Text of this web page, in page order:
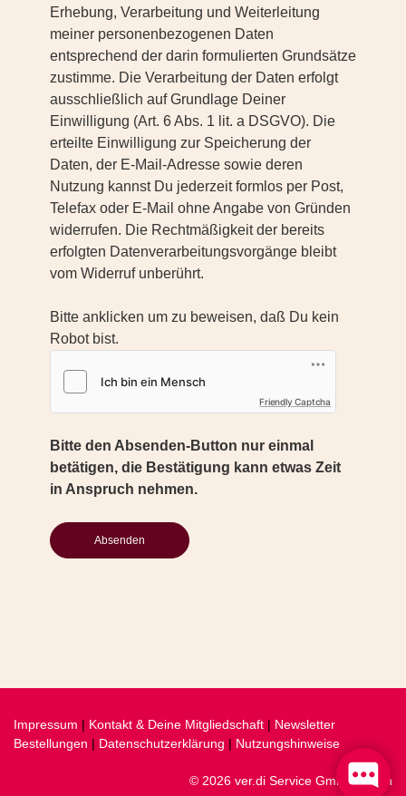
Erhebung, Verarbeitung und Weiterleitung
meiner personenbezogenen Daten
entsprechend der darin formulierten Grundsätze
zustimme. Die Verarbeitung der Daten erfolgt
ausschließlich auf Grundlage Deiner
Einwilligung (Art. 6 Abs. 1 lit. a DSGVO). Die
erteilte Einwilligung zur Speicherung der
Daten, der E-Mail-Adresse sowie deren
Nutzung kannst Du jederzeit formlos per Post,
Telefax oder E-Mail ohne Angabe von Gründen
widerrufen. Die Rechtmäßigkeit der bereits
erfolgten Datenverarbeitungsvorgänge bleibt
vom Widerruf unberührt.
Bitte anklicken um zu beweisen, daß Du kein
Robot bist.
Friendly Captcha
Bitte den Absenden-Button nur einmal
betätigen, die Bestätigung kann etwas Zeit
in Anspruch nehmen.
Impressum | Kontakt & Deine Mitgliedschaft | Newsletter
Bestellungen | Datenschutzerklärung | Nutzungshinweise
© 2026 ver.di Service GmbH, Berlin